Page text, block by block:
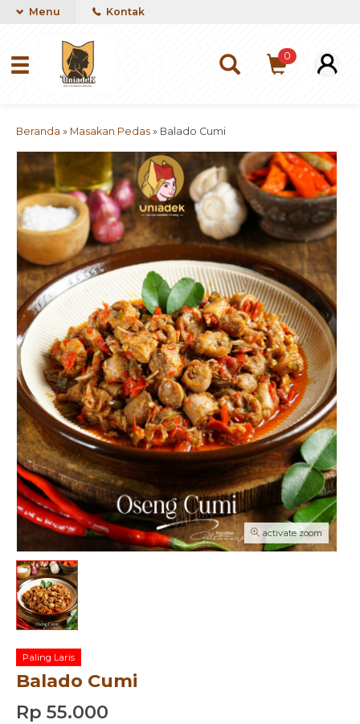
Menu Kontak
0
Beranda » Masakan Pedas » Balado Cumi
activate zoom
Paling Laris
Balado Cumi
Rp 55.000